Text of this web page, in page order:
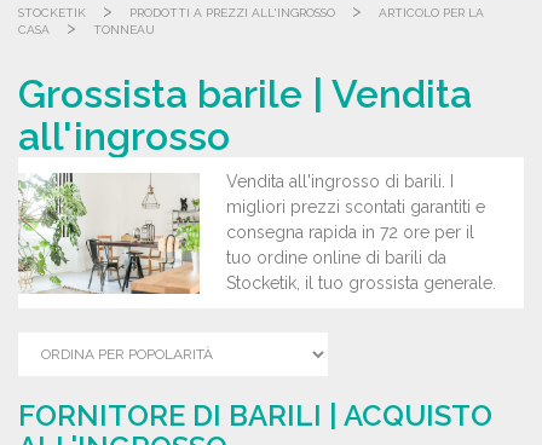
STOCKETIK > PRODOTTI A PREZZI ALL'INGROSSO >
ARTICOLO PER LA
CASA
> TONNEAU
Grossista barile | Vendita
all'ingrosso
Vendita all'ingrosso di barili. I
migliori prezzi scontati garantiti e
consegna rapida in 72 ore per il
tuo ordine online di barili da
Stocketik, il tuo grossista generale.
FORNITORE DI BARILI | ACQUISTO